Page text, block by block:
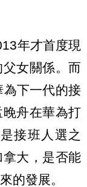
年才首度現
女關係。而
下一代的接
舟在華為打
接班人選之
大，是否能
的發展。